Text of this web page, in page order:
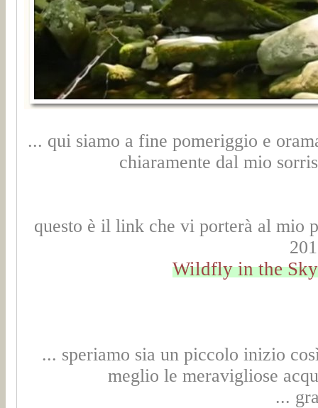
... qui siamo a fine pomeriggio e
chiaramente dal mio
questo è il link che vi porterà al mio
Wildfly in the
... speriamo sia un piccolo inizio
meglio le meravigliose
...